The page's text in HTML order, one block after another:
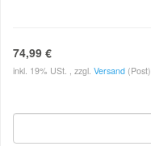
74,99 €
inkl. 19% USt. , zzgl. Versand (Post)